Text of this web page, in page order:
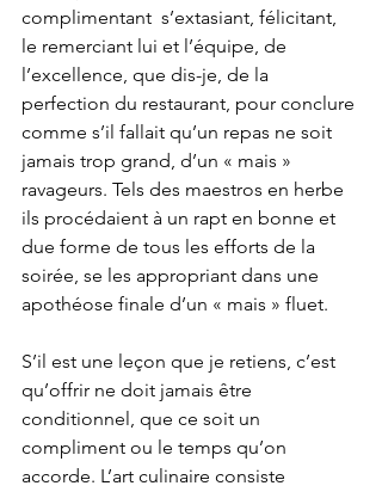
complimentant  s’extasiant, félicitant,
le remerciant lui et l’équipe, de
l’excellence, que dis-je, de la
perfection du restaurant, pour conclure
comme s’il fallait qu’un repas ne soit
jamais trop grand, d’un « mais »
ravageurs. Tels des maestros en herbe
ils procédaient à un rapt en bonne et
due forme de tous les efforts de la
soirée, se les appropriant dans une
apothéose finale d’un « mais » fluet.
S’il est une leçon que je retiens, c’est
qu’offrir ne doit jamais être
conditionnel, que ce soit un
compliment ou le temps qu’on
accorde. L’art culinaire consiste